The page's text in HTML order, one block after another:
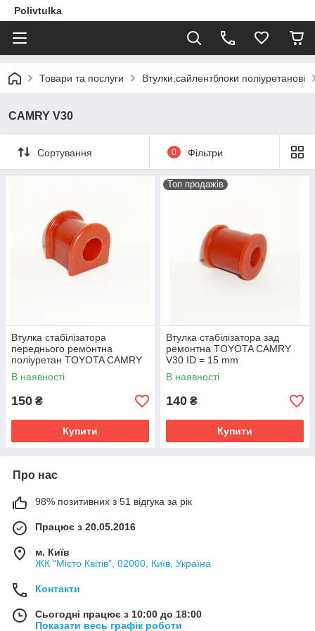
Polivtulka
Товари та послуги Втулки,сайлентблоки поліуретанові
CAMRY V30
Сортування 0 Фільтри
Втулка стабілізатора
переднього ремонтна
поліуретан TOYOTA CAMRY
V30 ID = 22 mm
OEM:4881533100
В наявності
150 ₴
Купити
Топ продажів
Втулка стабілізатора зад
ремонтна TOYOTA CAMRY
V30 ID = 15 mm
OEM:4881821030
В наявності
140 ₴
Купити
Про нас
98% позитивних з 51 відгука за рік
Працює з 20.05.2016
м. Київ
ЖК "Місто Квітів", 02000, Київ, Україна
Контакти
Сьогодні працює з 10:00 до 18:00
Показати весь графік роботи